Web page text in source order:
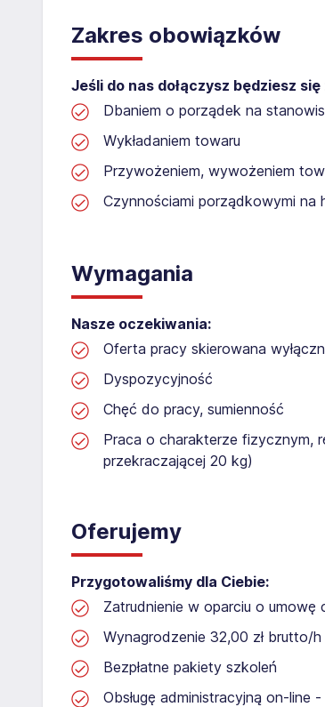
Zakres obowiązków
Jeśli do nas dołączysz będziesz
Dbaniem o porządek na
Wykładaniem towaru
Przywożeniem, wywożeniem
Czynnościami porządkowymi na
Wymagania
Nasze oczekiwania:
Oferta pracy skierowana
Dyspozycyjność
Chęć do pracy, sumienność
Praca o charakterze fizycznym,
przekraczającej 20 kg)
Oferujemy
Przygotowaliśmy dla Ciebie:
Zatrudnienie w oparciu o
Wynagrodzenie 32,00 zł brutto/h
Bezpłatne pakiety szkoleń
Obsługę administracyjną on-